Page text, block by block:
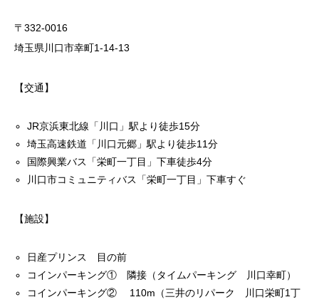
〒332-0016
埼玉県川口市幸町1-14-13
【交通】
JR京浜東北線「川口」駅より徒歩15分
埼玉高速鉄道「川口元郷」駅より徒歩11分
国際興業バス「栄町一丁目」下車徒歩4分
川口市コミュニティバス「栄町一丁目」下車すぐ
【施設】
日産プリンス 目の前
コインパーキング① 隣接（タイムパーキング 川口幸町）
コインパーキング② 110m（三井のリパーク 川口栄町1丁